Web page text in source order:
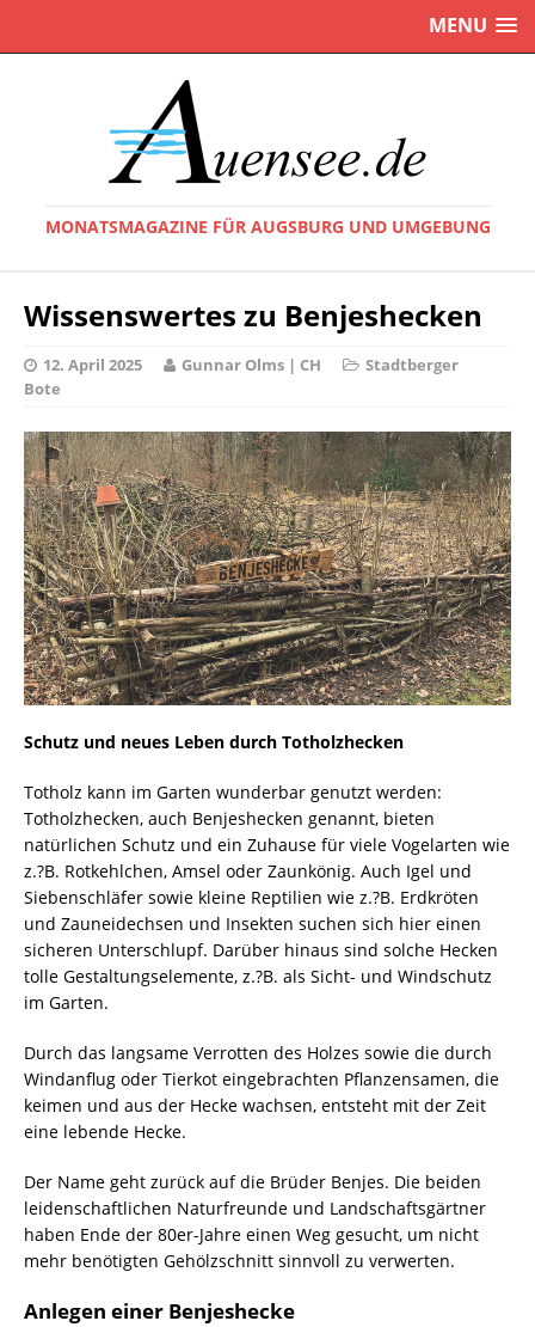
MENU
MONATSMAGAZINE FÜR AUGSBURG UND UMGEBUNG
Wissenswertes zu Benjeshecken
12. April 2025 Gunnar Olms | CH
Stadtberger
Bote
Schutz und neues Leben durch Totholzhecken
Totholz kann im Garten wunderbar genutzt werden:
Totholzhecken, auch Benjeshecken genannt, bieten
natürlichen Schutz und ein Zuhause für viele Vogelarten wie
z.?B. Rotkehlchen, Amsel oder Zaunkönig. Auch Igel und
Siebenschläfer sowie kleine Reptilien wie z.?B. Erdkröten
und Zauneidechsen und Insekten suchen sich hier einen
sicheren Unterschlupf. Darüber hinaus sind solche Hecken
tolle Gestaltungselemente, z.?B. als Sicht- und Windschutz
im Garten.
Durch das langsame Verrotten des Holzes sowie die durch
Windanflug oder Tierkot eingebrachten Pflanzensamen, die
keimen und aus der Hecke wachsen, entsteht mit der Zeit
eine lebende Hecke.
Der Name geht zurück auf die Brüder Benjes. Die beiden
leidenschaftlichen Naturfreunde und Landschaftsgärtner
haben Ende der 80er-Jahre einen Weg gesucht, um nicht
mehr benötigten Gehölzschnitt sinnvoll zu verwerten.
Anlegen einer Benjeshecke